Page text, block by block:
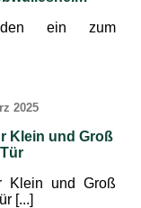
ein zum
2025
Klein und Groß
Klein und Groß
[...]